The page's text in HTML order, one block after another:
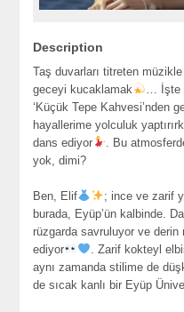
Description
Taş duvarları titreten
geceyi kucaklamak
… İşte
‘Küçük Tepe Kahvesi’nden
hayallerime yolculuk
dans ediyor
. Bu
yok, dimi?
Ben, Elif
; ince ve zarif
burada, Eyüp’ün kalbinde.
rüzgarda savruluyor ve
ediyor
. Zarif kokteyl
aynı zamanda stilime de
de sıcak kanlı bir Eyüp